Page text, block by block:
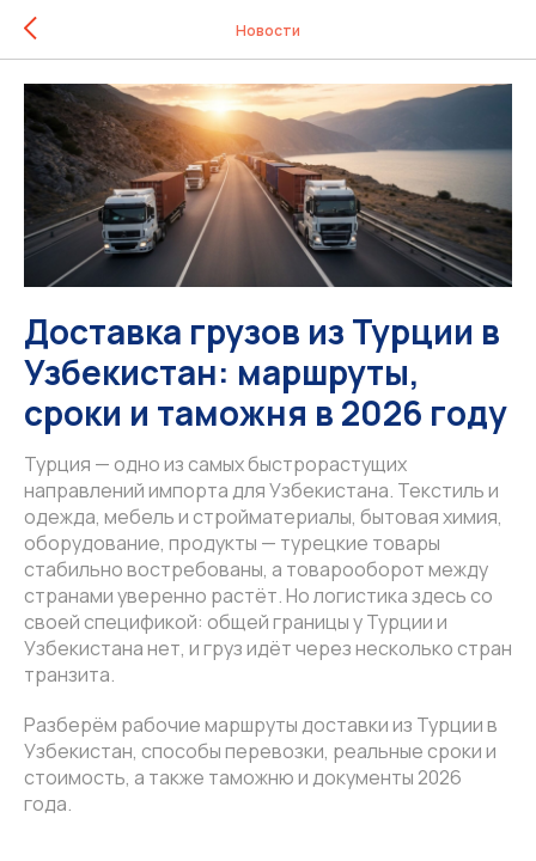
Новости
Доставка грузов из Турции в
Узбекистан: маршруты,
сроки и таможня в 2026 году
Турция — одно из самых быстрорастущих
направлений импорта для Узбекистана. Текстиль и
одежда, мебель и стройматериалы, бытовая химия,
оборудование, продукты — турецкие товары
стабильно востребованы, а товарооборот между
странами уверенно растёт. Но логистика здесь со
своей спецификой: общей границы у Турции и
Узбекистана нет, и груз идёт через несколько стран
транзита.
Разберём рабочие маршруты доставки из Турции в
Узбекистан, способы перевозки, реальные сроки и
стоимость, а также таможню и документы 2026
года.